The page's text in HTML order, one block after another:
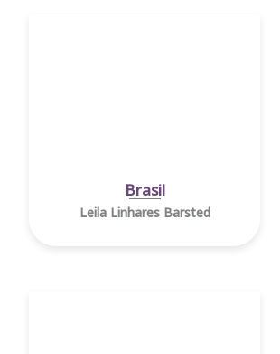
Brasil
Leila Linhares Barsted